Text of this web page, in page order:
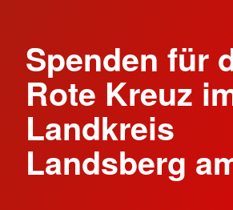
Spenden für
Rote Kreuz
Landkreis
Landsberg